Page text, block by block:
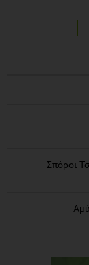
Σπόροι